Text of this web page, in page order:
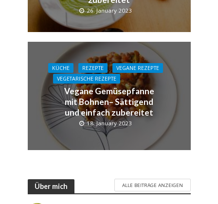
26. January 2023
KÜCHE REZEPTE
VEGANE REZEPTE
VEGETARISCHE REZEPTE
Vegane Gemüsepfanne
mit Bohnen– Sättigend
und einfach zubereitet
18. January 2023
Über mich ALLE BEITRÄGE ANZEIGEN